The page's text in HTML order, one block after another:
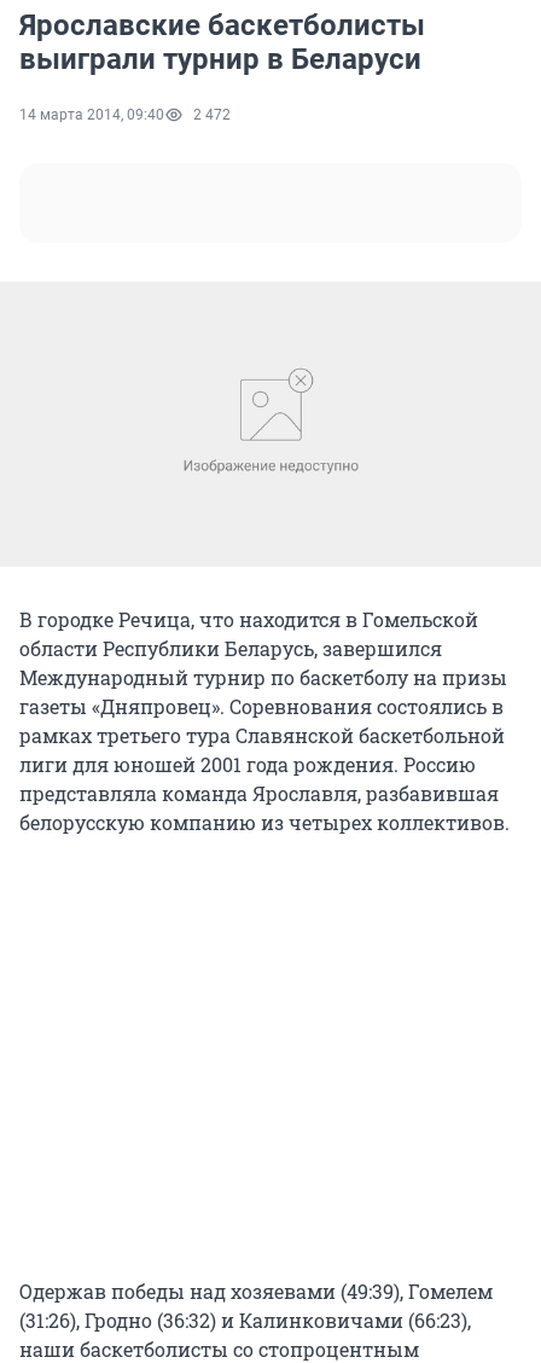
Ярославские баскетболисты
выиграли турнир в Беларуси
14 марта 2014, 09:40 2 472
В городке Речица, что находится в Гомельской
области Республики Беларусь, завершился
Международный турнир по баскетболу на призы
газеты «Дняпровец». Соревнования состоялись в
рамках третьего тура Славянской баскетбольной
лиги для юношей 2001 года рождения. Россию
представляла команда Ярославля, разбавившая
белорусскую компанию из четырех коллективов.
Одержав победы над хозяевами (49:39), Гомелем
(31:26), Гродно (36:32) и Калинковичами (66:23),
наши баскетболисты со стопроцентным